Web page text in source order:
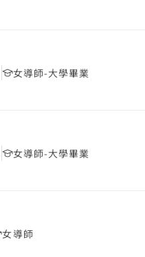
女導師-大學畢業
女導師-大學畢業
女導師